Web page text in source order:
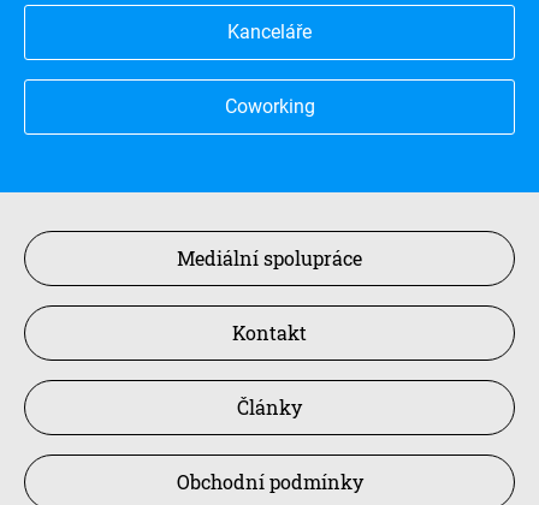
Kanceláře
Coworking
Mediální spolupráce
Kontakt
Články
Obchodní podmínky